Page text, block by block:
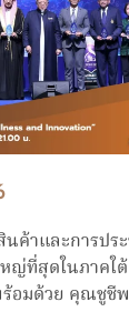
ค้าและการปร
ญ่ที่สุดในภาคใ
อมด้วย คุณชูชีพ